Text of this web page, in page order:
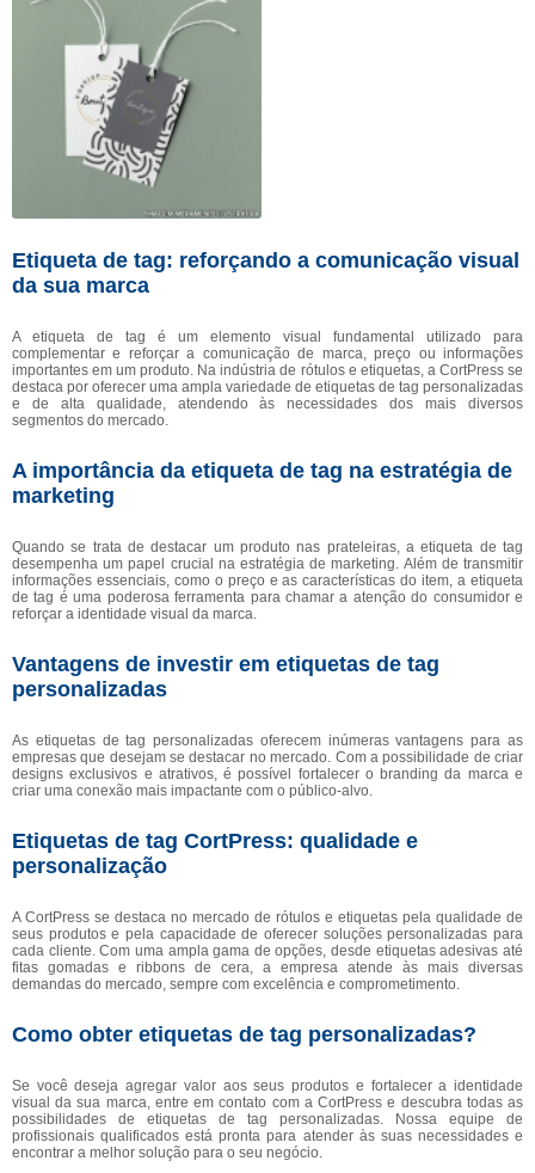
Etiqueta de tag: reforçando a comunicação visual
da sua marca
A etiqueta de tag é um elemento visual fundamental utilizado para
complementar e reforçar a comunicação de marca, preço ou informações
importantes em um produto. Na indústria de rótulos e etiquetas, a CortPress se
destaca por oferecer uma ampla variedade de etiquetas de tag personalizadas
e de alta qualidade, atendendo às necessidades dos mais diversos
segmentos do mercado.
A importância da etiqueta de tag na estratégia de
marketing
Quando se trata de destacar um produto nas prateleiras, a etiqueta de tag
desempenha um papel crucial na estratégia de marketing. Além de transmitir
informações essenciais, como o preço e as características do item, a etiqueta
de tag é uma poderosa ferramenta para chamar a atenção do consumidor e
reforçar a identidade visual da marca.
Vantagens de investir em etiquetas de tag
personalizadas
As etiquetas de tag personalizadas oferecem inúmeras vantagens para as
empresas que desejam se destacar no mercado. Com a possibilidade de criar
designs exclusivos e atrativos, é possível fortalecer o branding da marca e
criar uma conexão mais impactante com o público-alvo.
Etiquetas de tag CortPress: qualidade e
personalização
A CortPress se destaca no mercado de rótulos e etiquetas pela qualidade de
seus produtos e pela capacidade de oferecer soluções personalizadas para
cada cliente. Com uma ampla gama de opções, desde etiquetas adesivas até
fitas gomadas e ribbons de cera, a empresa atende às mais diversas
demandas do mercado, sempre com excelência e comprometimento.
Como obter etiquetas de tag personalizadas?
Se você deseja agregar valor aos seus produtos e fortalecer a identidade
visual da sua marca, entre em contato com a CortPress e descubra todas as
possibilidades de etiquetas de tag personalizadas. Nossa equipe de
profissionais qualificados está pronta para atender às suas necessidades e
encontrar a melhor solução para o seu negócio.